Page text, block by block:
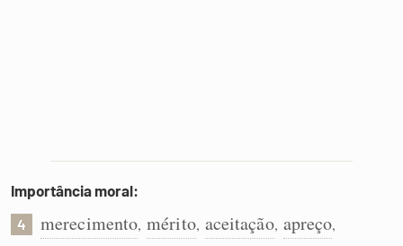
Importância moral:
4 merecimento, mérito, aceitação, apreço,